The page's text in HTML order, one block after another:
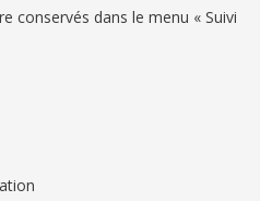
conservés dans le menu « Suivi